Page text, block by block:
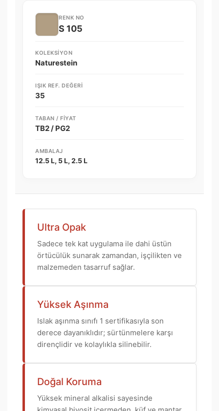
RENK NO
S 105
KOLEKSIYON
Naturestein
IŞIK REF. DEĞERI
35
TABAN / FIYAT
TB2 / PG2
AMBALAJ
12.5 L, 5 L, 2.5 L
Ultra Opak
Sadece tek kat uygulama ile dahi üstün
örtücülük sunarak zamandan, işçilikten ve
malzemeden tasarruf sağlar.
Yüksek Aşınma
Islak aşınma sınıfı 1 sertifikasıyla son
derece dayanıklıdır; sürtünmelere karşı
dirençlidir ve kolaylıkla silinebilir.
Doğal Koruma
Yüksek mineral alkalisi sayesinde